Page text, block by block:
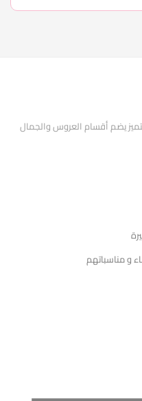
يضم أقسام العروس والجمال
و مناسباتهم